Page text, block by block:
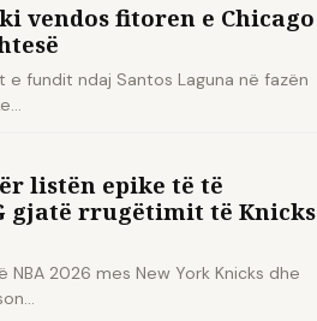
vendos fitoren e Chicago
e fundit ndaj Santos Laguna në fazën
listën epike të të
gjatë rrugëtimit të Knicks
2026 mes New York Knicks dhe